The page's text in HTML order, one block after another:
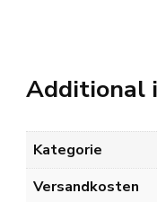
Additional
Kategorie
Versandkosten